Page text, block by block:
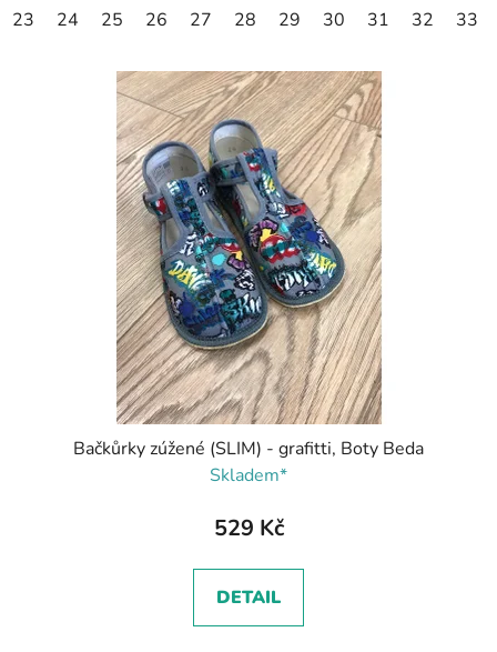
23 24 25 26 27 28 29 30 31 32 33
Bačkůrky zúžené (SLIM) - grafitti, Boty Beda
Skladem*
529 Kč
DETAIL